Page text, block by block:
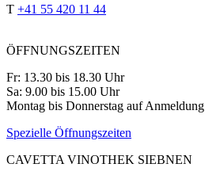
T +41 55 420 11 44
ÖFFNUNGSZEITEN
Fr: 13.30 bis 18.30 Uhr
Sa: 9.00 bis 15.00 Uhr
Montag bis Donnerstag auf Anmeldung
Spezielle Öffnungszeiten
CAVETTA VINOTHEK SIEBNEN